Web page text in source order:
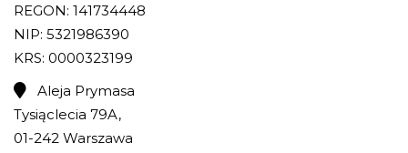
REGON: 141734448
NIP: 5321986390
KRS: 0000323199
Aleja Prymasa
Tysiąclecia 79A,
01-242 Warszawa